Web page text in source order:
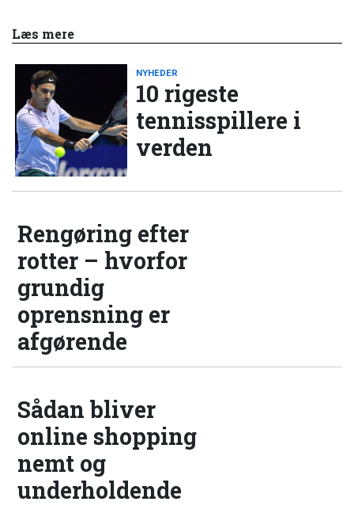
Læs mere
NYHEDER
10 rigeste
tennisspillere i
verden
Rengøring efter
rotter – hvorfor
grundig
oprensning er
afgørende
Sådan bliver
online shopping
nemt og
underholdende